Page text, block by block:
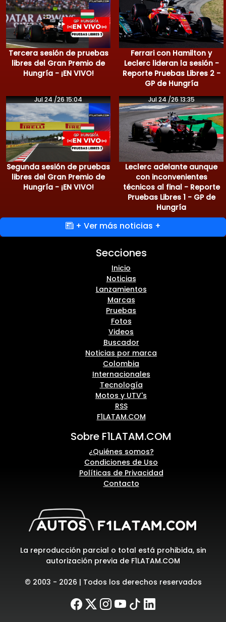
Tercera sesión de pruebas
libres del Gran Premio de
Hungría - ¡EN VIVO!
Ferrari con Hamilton y
Leclerc lideran la sesión -
Reporte Pruebas Libres 2 -
GP de Hungría
Jul 24 /26 15:04
Segunda sesión de pruebas
libres del Gran Premio de
Hungría - ¡EN VIVO!
Jul 24 /26 13:35
Leclerc adelante aunque
con inconvenientes
técnicos al final - Reporte
Pruebas Libres 1 - GP de
Hungría
+ Ver más noticias +
Secciones
Inicio
Noticias
Lanzamientos
Marcas
Pruebas
Fotos
Videos
Buscador
Noticias por marca
Colombia
Internacionales
Tecnología
Motos y UTV's
RSS
F1LATAM.COM
Sobre F1LATAM.COM
¿Quiénes somos?
Condiciones de Uso
Políticas de Privacidad
Contacto
La reproducción parcial o total está prohibida, sin
autorización previa de F1LATAM.COM
© 2003 - 2026 | Todos los derechos reservados